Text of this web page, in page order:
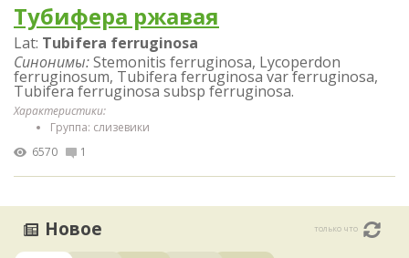
Тубифера ржавая
Lat: Tubifera ferruginosa
Синонимы:Stemonitis ferruginosa, Lycoperdon
ferruginosum, Tubifera ferruginosa var ferruginosa,
Tubifera ferruginosa subsp ferruginosa.
Характеристики:
Группа: слизевики
6570
1
Новое только что